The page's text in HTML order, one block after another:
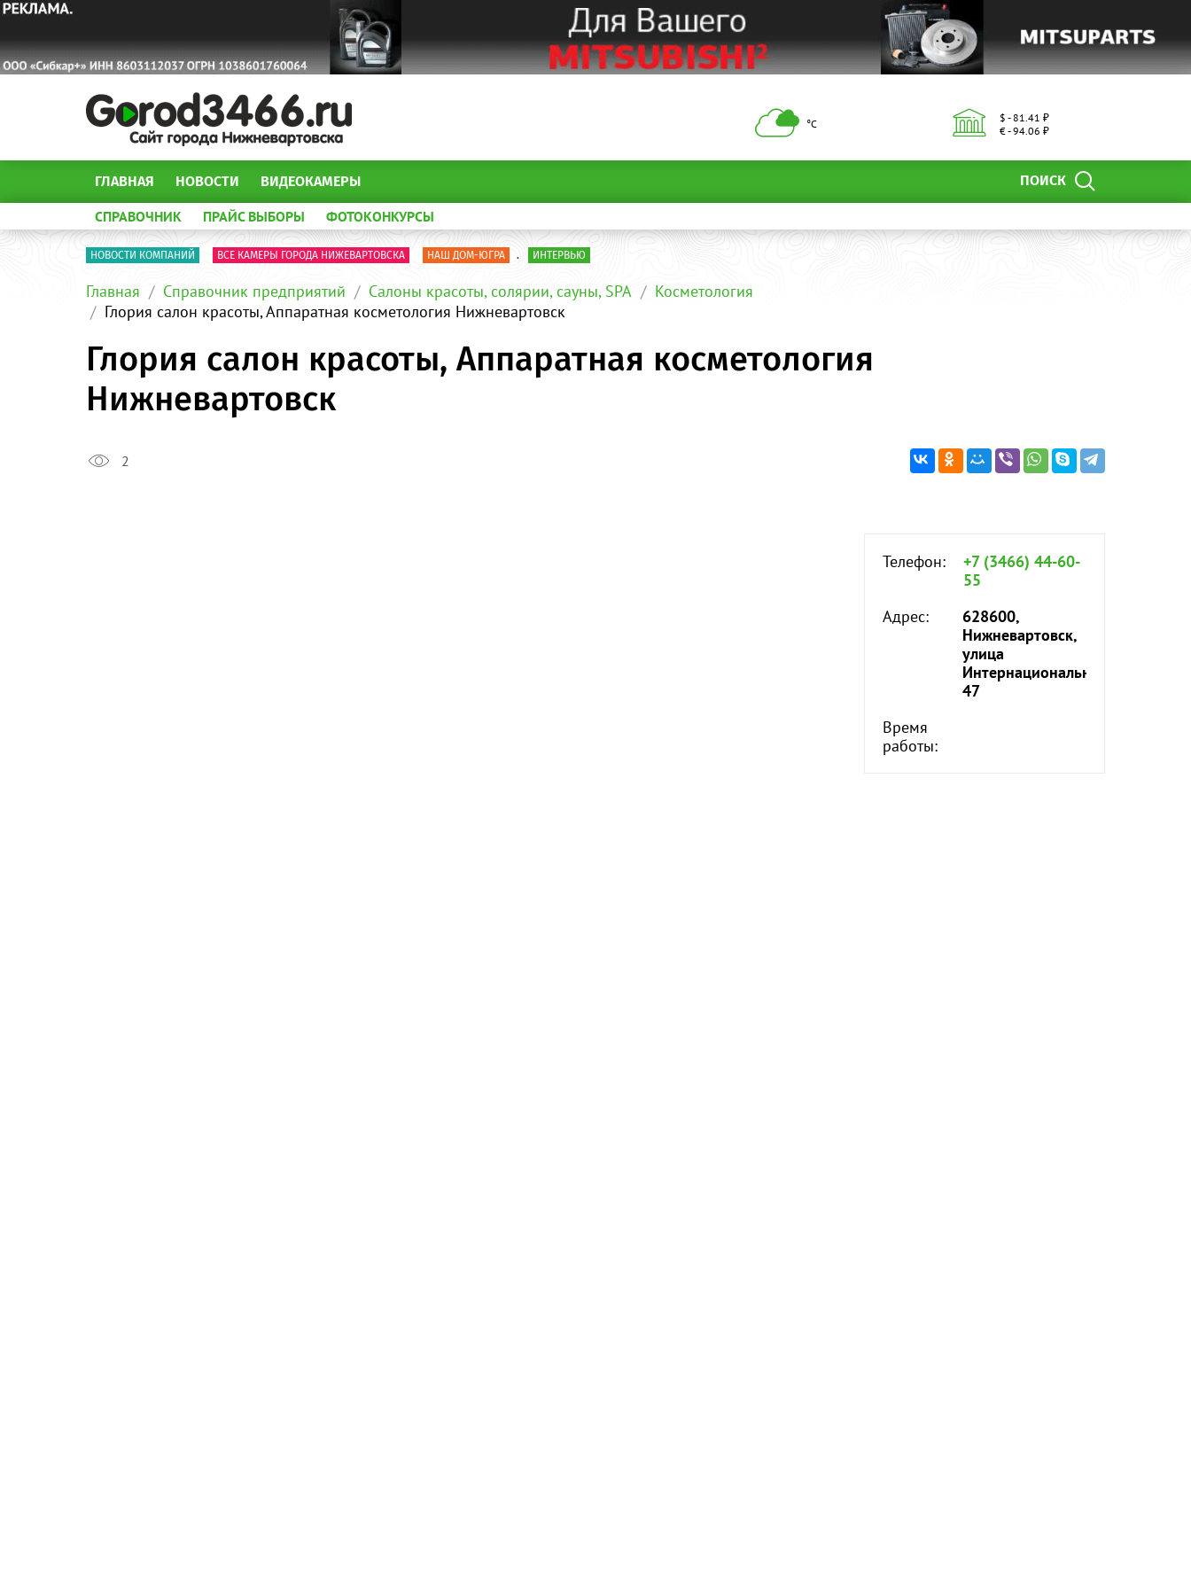
°С
$ - 81.41 ₽
€ - 94.06 ₽
ПОИСК
ГЛАВНАЯ НОВОСТИ ВИДЕОКАМЕРЫ
СПРАВОЧНИК ПРАЙС ВЫБОРЫ ФОТОКОНКУРСЫ
НОВОСТИ КОМПАНИЙ ВСЕ КАМЕРЫ ГОРОДА НИЖЕВАРТОВСКА НАШ ДОМ-ЮГРА . ИНТЕРВЬЮ
Главная Справочник предприятий Салоны красоты, солярии, сауны, SPA
Косметология
Глория салон красоты, Аппаратная косметология Нижневартовск
Глория салон красоты, Аппаратная косметология
Нижневартовск
2
Телефон:
+7 (3466) 44-60-
55
Адрес:
628600,
Нижневартовск,
улица
Интернациональная,
47
Время
работы: